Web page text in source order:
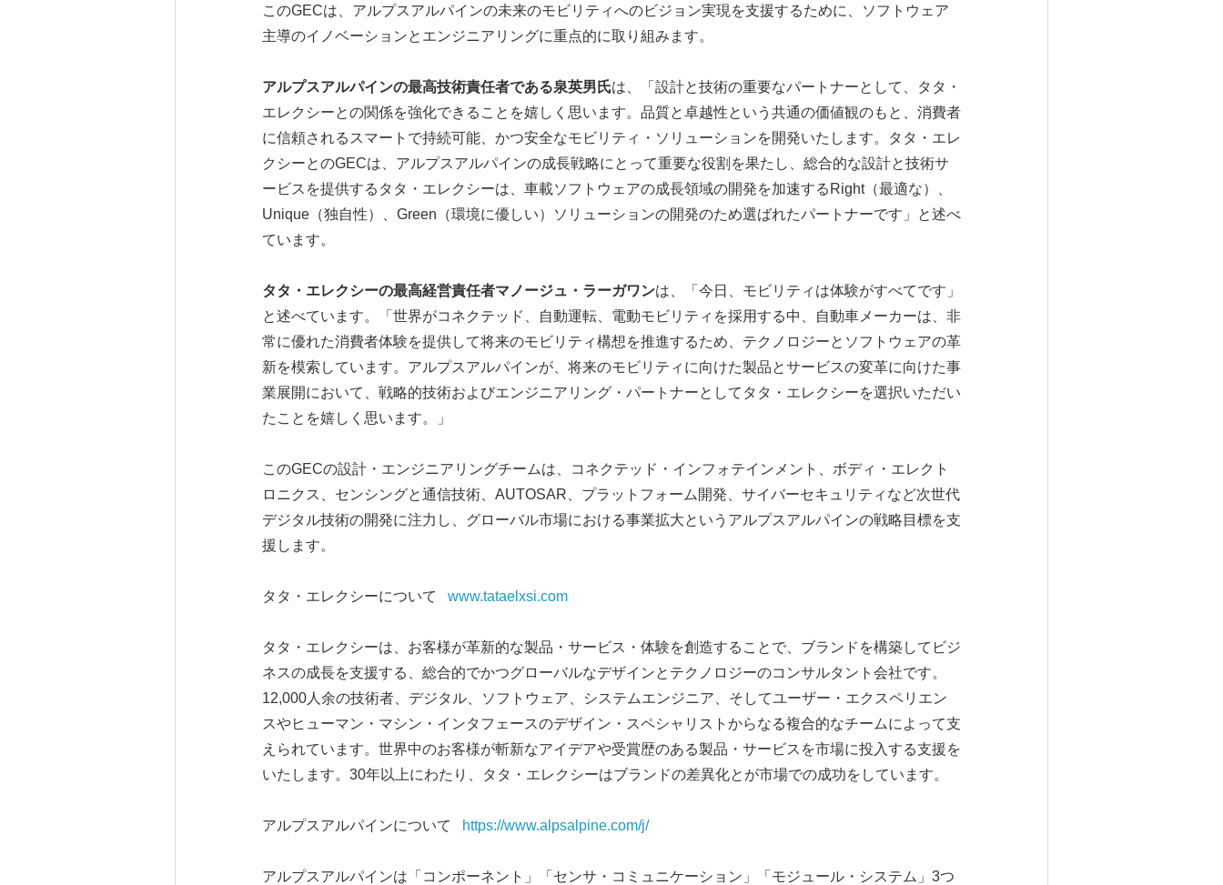
このGECは、アルプスアルパインの未来のモビリティへのビジョン実現を支援するために、ソフトウェア
主導のイノベーションとエンジニアリングに重点的に取り組みます。
アルプスアルパインの最高技術責任者である泉英男氏は、「設計と技術の重要なパートナーとして、タタ・
エレクシーとの関係を強化できることを嬉しく思います。品質と卓越性という共通の価値観のもと、消費者
に信頼されるスマートで持続可能、かつ安全なモビリティ・ソリューションを開発いたします。タタ・エレ
クシーとのGECは、アルプスアルパインの成長戦略にとって重要な役割を果たし、総合的な設計と技術サ
ービスを提供するタタ・エレクシーは、車載ソフトウェアの成長領域の開発を加速するRight（最適な）、
Unique（独自性）、Green（環境に優しい）ソリューションの開発のため選ばれたパートナーです」と述べ
ています。
タタ・エレクシーの最高経営責任者マノージュ・ラーガワンは、「今日、モビリティは体験がすべてです」
と述べています。「世界がコネクテッド、自動運転、電動モビリティを採用する中、自動車メーカーは、非
常に優れた消費者体験を提供して将来のモビリティ構想を推進するため、テクノロジーとソフトウェアの革
新を模索しています。アルプスアルパインが、将来のモビリティに向けた製品とサービスの変革に向けた事
業展開において、戦略的技術およびエンジニアリング・パートナーとしてタタ・エレクシーを選択いただい
たことを嬉しく思います。」
このGECの設計・エンジニアリングチームは、コネクテッド・インフォテインメント、ボディ・エレクト
ロニクス、センシングと通信技術、AUTOSAR、プラットフォーム開発、サイバーセキュリティなど次世代
デジタル技術の開発に注力し、グローバル市場における事業拡大というアルプスアルパインの戦略目標を支
援します。
タタ・エレクシーについて www.tataelxsi.com
タタ・エレクシーは、お客様が革新的な製品・サービス・体験を創造することで、ブランドを構築してビジ
ネスの成長を支援する、総合的でかつグローバルなデザインとテクノロジーのコンサルタント会社です。
12,000人余の技術者、デジタル、ソフトウェア、システムエンジニア、そしてユーザー・エクスペリエン
スやヒューマン・マシン・インタフェースのデザイン・スペシャリストからなる複合的なチームによって支
えられています。世界中のお客様が斬新なアイデアや受賞歴のある製品・サービスを市場に投入する支援を
いたします。30年以上にわたり、タタ・エレクシーはブランドの差異化とが市場での成功をしています。
アルプスアルパインについて https://www.alpsalpine.com/j/
アルプスアルパインは「コンポーネント」「センサ・コミュニケーション」「モジュール・システム」3つ
Japanese